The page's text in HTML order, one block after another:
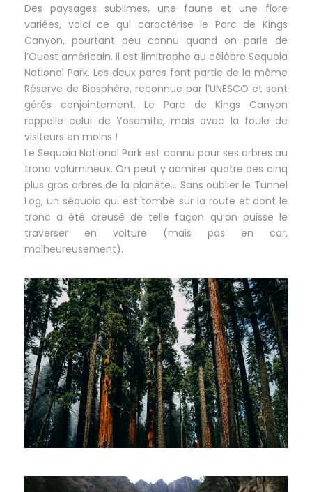
Des paysages sublimes, une faune et une flore
variées, voici ce qui caractérise le Parc de Kings
Canyon, pourtant peu connu quand on parle de
l’Ouest américain. Il est limitrophe au célèbre Sequoia
National Park. Les deux parcs font partie de la même
Réserve de Biosphère, reconnue par l’UNESCO et sont
gérés conjointement. Le Parc de Kings Canyon
rappelle celui de Yosemite, mais avec la foule de
visiteurs en moins !
Le Sequoia National Park est connu pour ses arbres au
tronc volumineux. On peut y admirer quatre des cinq
plus gros arbres de la planète… Sans oublier le Tunnel
Log, un séquoia qui est tombé sur la route et dont le
tronc a été creusé de telle façon qu’on puisse le
traverser en voiture (mais pas en car,
malheureusement).